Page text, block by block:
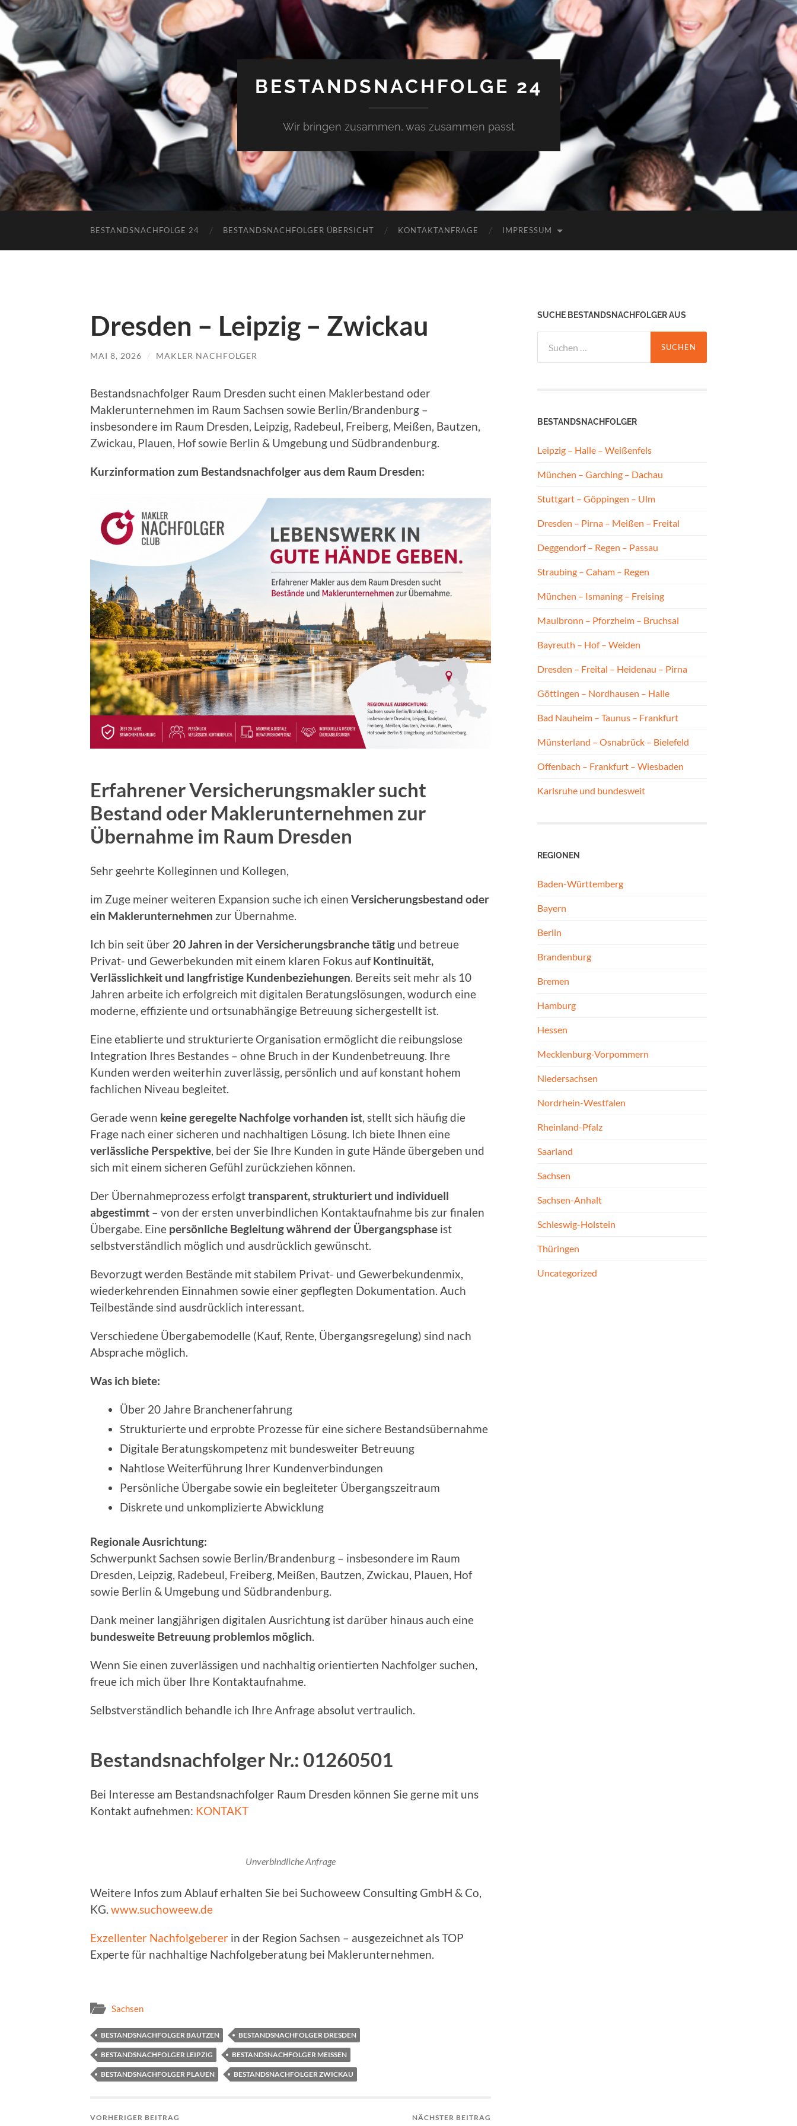
BESTANDSNACHFOLGE 24
Wir bringen zusammen, was zusammen passt
BESTANDSNACHFOLGE 24 BESTANDSNACHFOLGER ÜBERSICHT KONTAKTANFRAGE IMPRESSUM
Dresden – Leipzig – Zwickau
MAI 8, 2026 / MAKLER NACHFOLGER
Bestandsnachfolger Raum Dresden sucht einen Maklerbestand oder
Maklerunternehmen im Raum Sachsen sowie Berlin/Brandenburg –
insbesondere im Raum Dresden, Leipzig, Radebeul, Freiberg, Meißen, Bautzen,
Zwickau, Plauen, Hof sowie Berlin & Umgebung und Südbrandenburg.
Kurzinformation zum Bestandsnachfolger aus dem Raum Dresden:
Erfahrener Versicherungsmakler sucht
Bestand oder Maklerunternehmen zur
Übernahme im Raum Dresden
Sehr geehrte Kolleginnen und Kollegen,
im Zuge meiner weiteren Expansion suche ich einen Versicherungsbestand oder
ein Maklerunternehmen zur Übernahme.
Ich bin seit über 20 Jahren in der Versicherungsbranche tätig und betreue
Privat- und Gewerbekunden mit einem klaren Fokus aufKontinuität,
Verlässlichkeit und langfristige Kundenbeziehungen. Bereits seit mehr als 10
Jahren arbeite ich erfolgreich mit digitalen Beratungslösungen, wodurch eine
moderne, effiziente und ortsunabhängige Betreuung sichergestellt ist.
Eine etablierte und strukturierte Organisation ermöglicht die reibungslose
Integration Ihres Bestandes – ohne Bruch in der Kundenbetreuung. Ihre
Kunden werden weiterhin zuverlässig, persönlich und auf konstant hohem
fachlichen Niveau begleitet.
Gerade wenn keine geregelte Nachfolge vorhanden ist, stellt sich häufig die
Frage nach einer sicheren und nachhaltigen Lösung. Ich biete Ihnen eine
verlässliche Perspektive, bei der Sie Ihre Kunden in gute Hände übergeben und
sich mit einem sicheren Gefühl zurückziehen können.
Der Übernahmeprozess erfolgttransparent, strukturiert und individuell
abgestimmt – von der ersten unverbindlichen Kontaktaufnahme bis zur finalen
Übergabe. Eine persönliche Begleitung während der Übergangsphase ist
selbstverständlich möglich und ausdrücklich gewünscht.
Bevorzugt werden Bestände mit stabilem Privat- und Gewerbekundenmix,
wiederkehrenden Einnahmen sowie einer gepflegten Dokumentation. Auch
Teilbestände sind ausdrücklich interessant.
Verschiedene Übergabemodelle (Kauf, Rente, Übergangsregelung) sind nach
Absprache möglich.
Was ich biete:
Über 20 Jahre Branchenerfahrung
Strukturierte und erprobte Prozesse für eine sichere Bestandsübernahme
Digitale Beratungskompetenz mit bundesweiter Betreuung
Nahtlose Weiterführung Ihrer Kundenverbindungen
Persönliche Übergabe sowie ein begleiteter Übergangszeitraum
Diskrete und unkomplizierte Abwicklung
Regionale Ausrichtung:
Schwerpunkt Sachsen sowie Berlin/Brandenburg – insbesondere im Raum
Dresden, Leipzig, Radebeul, Freiberg, Meißen, Bautzen, Zwickau, Plauen, Hof
sowie Berlin & Umgebung und Südbrandenburg.
Dank meiner langjährigen digitalen Ausrichtung ist darüber hinaus auch eine
bundesweite Betreuung problemlos möglich.
Wenn Sie einen zuverlässigen und nachhaltig orientierten Nachfolger suchen,
freue ich mich über Ihre Kontaktaufnahme.
Selbstverständlich behandle ich Ihre Anfrage absolut vertraulich.
Bestandsnachfolger Nr.: 01260501
Bei Interesse am Bestandsnachfolger Raum Dresden können Sie gerne mit uns
Kontakt aufnehmen: KONTAKT
Unverbindliche Anfrage
Weitere Infos zum Ablauf erhalten Sie bei Suchoweew Consulting GmbH & Co,
KG. www.suchoweew.de
Exzellenter Nachfolgeberer in der Region Sachsen – ausgezeichnet als TOP
Experte für nachhaltige Nachfolgeberatung bei Maklerunternehmen.
Sachsen
BESTANDSNACHFOLGER BAUTZEN BESTANDSNACHFOLGER DRESDEN
BESTANDSNACHFOLGER LEIPZIG BESTANDSNACHFOLGER MEISSEN
BESTANDSNACHFOLGER PLAUEN BESTANDSNACHFOLGER ZWICKAU
VORHERIGER BEITRAG NÄCHSTER BEITRAG
SUCHE BESTANDSNACHFOLGER AUS
nach:
BESTANDSNACHFOLGER
Leipzig – Halle – Weißenfels
München – Garching – Dachau
Stuttgart – Göppingen – Ulm
Dresden – Pirna – Meißen – Freital
Deggendorf – Regen – Passau
Straubing – Caham – Regen
München – Ismaning – Freising
Maulbronn – Pforzheim – Bruchsal
Bayreuth – Hof – Weiden
Dresden – Freital – Heidenau – Pirna
Göttingen – Nordhausen – Halle
Bad Nauheim – Taunus – Frankfurt
Münsterland – Osnabrück – Bielefeld
Offenbach – Frankfurt – Wiesbaden
Karlsruhe und bundesweit
REGIONEN
Baden-Württemberg
Bayern
Berlin
Brandenburg
Bremen
Hamburg
Hessen
Mecklenburg-Vorpommern
Niedersachsen
Nordrhein-Westfalen
Rheinland-Pfalz
Saarland
Sachsen
Sachsen-Anhalt
Schleswig-Holstein
Thüringen
Uncategorized